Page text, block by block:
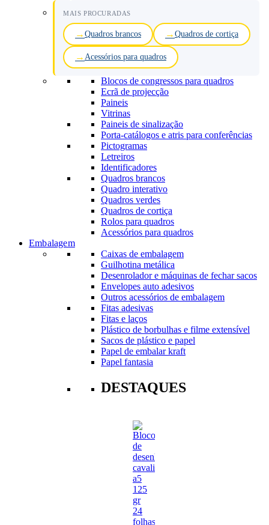
MAIS PROCURADAS
Quadros brancos Quadros de cortiça
Acessórios para quadros
Blocos de congressos para quadros
Ecrã de projecção
Paineis
Vitrinas
Paineis de sinalização
Porta-catálogos e atris para conferências
Pictogramas
Letreiros
Identificadores
Quadros brancos
Quadro interativo
Quadros verdes
Quadros de cortiça
Rolos para quadros
Acessórios para quadros
Embalagem
Caixas de embalagem
Guilhotina metálica
Desenrolador e máquinas de fechar sacos
Envelopes auto adesivos
Outros acessórios de embalagem
Fitas adesivas
Fitas e laços
Plástico de borbulhas e filme extensível
Sacos de plástico e papel
Papel de embalar kraft
Papel fantasia
DESTAQUES